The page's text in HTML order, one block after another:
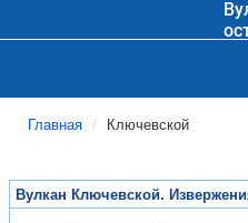
Главная Ключевской
Вулкан Ключевской.